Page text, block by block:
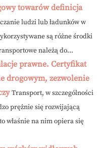
towarów definicja
ludzi lub ładunków w
są różne środki
należą do...
prawne. Certyfikat
drogowym, zezwolenie
Transport, w szczególności
prężnie się rozwijającą
właśnie na nim opiera się